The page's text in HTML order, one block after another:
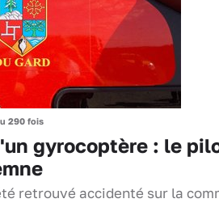
290 fois
gyrocoptère : le
retrouvé accidenté sur la